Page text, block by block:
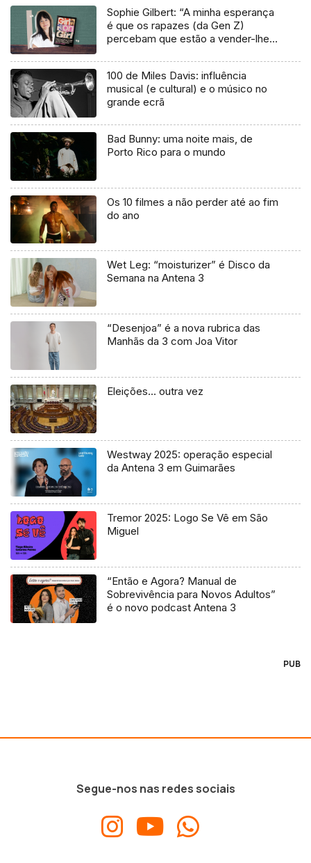
Sophie Gilbert: “A minha esperança
é que os rapazes (da Gen Z)
percebam que estão a vender-lhes
100 de Miles Davis: influência
musical (e cultural) e o músico no
grande ecrã
Bad Bunny: uma noite mais, de
Porto Rico para o mundo
Os 10 filmes a não perder até ao fim
do ano
Wet Leg: “moisturizer” é Disco da
Semana na Antena 3
“Desenjoa” é a nova rubrica das
Manhãs da 3 com Joa Vitor
Eleições… outra vez
Westway 2025: operação especial
da Antena 3 em Guimarães
Tremor 2025: Logo Se Vê em São
Miguel
“Então e Agora? Manual de
Sobrevivência para Novos Adultos”
é o novo podcast Antena 3
PUB
Segue-nos nas redes sociais